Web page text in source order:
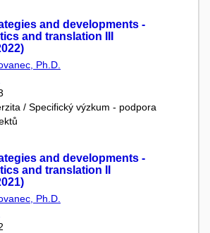
and developments -
and translation III
Ph.D.
/ Specifický výzkum - podpora
and developments -
and translation II
Ph.D.